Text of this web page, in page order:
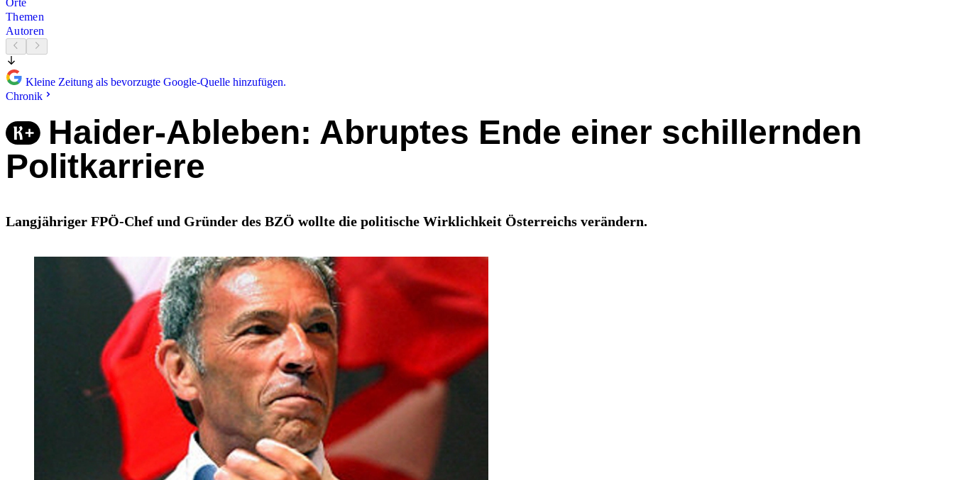
Orte
Themen
Autoren
Kleine Zeitung als bevorzugte Google-Quelle hinzufügen.
Chronik
Haider-Ableben: Abruptes Ende einer schillernden
Politkarriere
Langjähriger FPÖ-Chef und Gründer des BZÖ wollte die politische Wirklichkeit Österreichs verändern.